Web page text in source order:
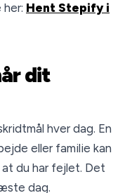
Hent Stepify i
dit
hver dag. En
eller familie kan
du har fejlet. Det
dag.